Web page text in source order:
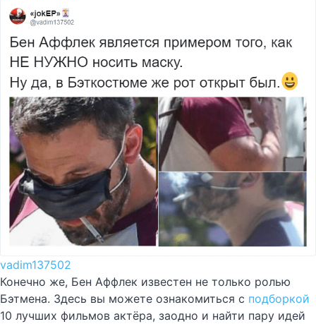
vadim137502
Конечно же, Бен Аффлек известен не только ролью
Бэтмена. Здесь вы можете ознакомиться с подборкой
10 лучших фильмов актёра, заодно и найти пару идей